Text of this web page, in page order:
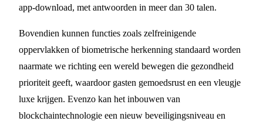
app-download, met antwoorden in meer dan 30 talen.
Bovendien kunnen functies zoals zelfreinigende
oppervlakken of biometrische herkenning standaard worden
naarmate we richting een wereld bewegen die gezondheid
prioriteit geeft, waardoor gasten gemoedsrust en een vleugje
luxe krijgen. Evenzo kan het inbouwen van
blockchaintechnologie een nieuw beveiligingsniveau en